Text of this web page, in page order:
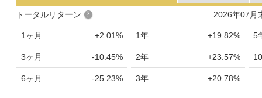
2026年07月
トータルリターン
1ヶ月 +2.01%
3ヶ月 -10.45%
6ヶ月 -25.23%
1年 +19.82%
2年 +23.57%
3年 +20.78%
5